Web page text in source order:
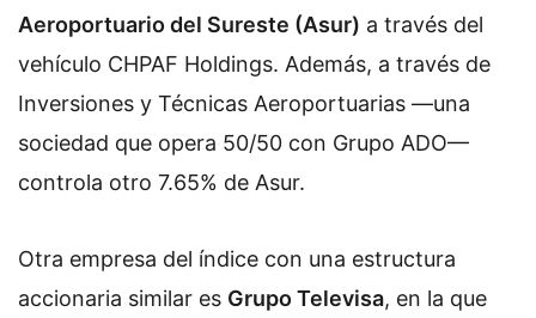
Aeroportuario del Sureste (Asur) a través del
vehículo CHPAF Holdings. Además, a través de
Inversiones y Técnicas Aeroportuarias —una
sociedad que opera 50/50 con Grupo ADO—
controla otro 7.65% de Asur.
Otra empresa del índice con una estructura
accionaria similar es Grupo Televisa, en la que